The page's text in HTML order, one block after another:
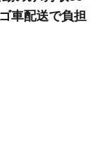
車配送で負担